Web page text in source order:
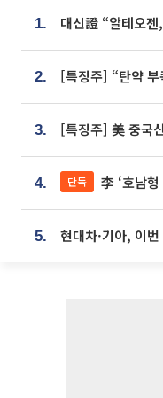
1.
2.
3.
4. 단독 李 ‘호남형 대입’
5.